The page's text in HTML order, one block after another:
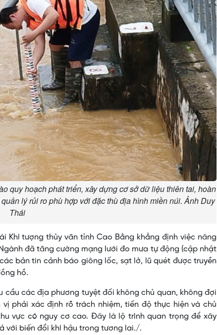
quy hoạch phát triển, xây dựng cơ sở dữ liệu thiên tai, hoàn
lý rủi ro phù hợp với đặc thù địa hình miền núi. Ảnh Duy
Thái
Khí tượng thủy văn tỉnh Cao Bằng khẳng định việc nâng
đã tăng cường mạng lưới đo mưa tự động (cập nhật
bản tin cảnh báo giông lốc, sạt lở, lũ quét được truyền
hồ.
các địa phương tuyệt đối không chủ quan, không đợi
phải xác định rõ trách nhiệm, tiến độ thực hiện và chủ
vực có nguy cơ cao. Đây là lộ trình quan trọng để xây
với biến đổi khí hậu trong tương lai./.